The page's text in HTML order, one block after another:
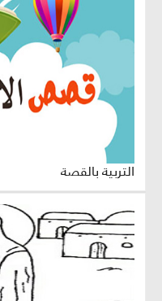
التربية بالقصة